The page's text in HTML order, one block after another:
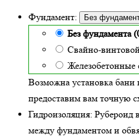
Фундамент: Без
Без фундамента
Свайно-
Железобетонные
Возможна установка бани
предоставим вам точную
Гидроизоляция: Рубероид
между фундаментом и